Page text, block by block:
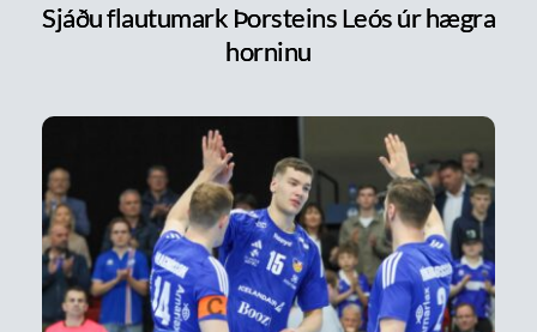
Sjáðu flautumark Þorsteins Leós úr hægra
horninu